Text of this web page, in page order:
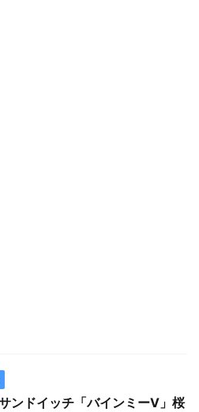
ンドイッチ「バインミーV」桜